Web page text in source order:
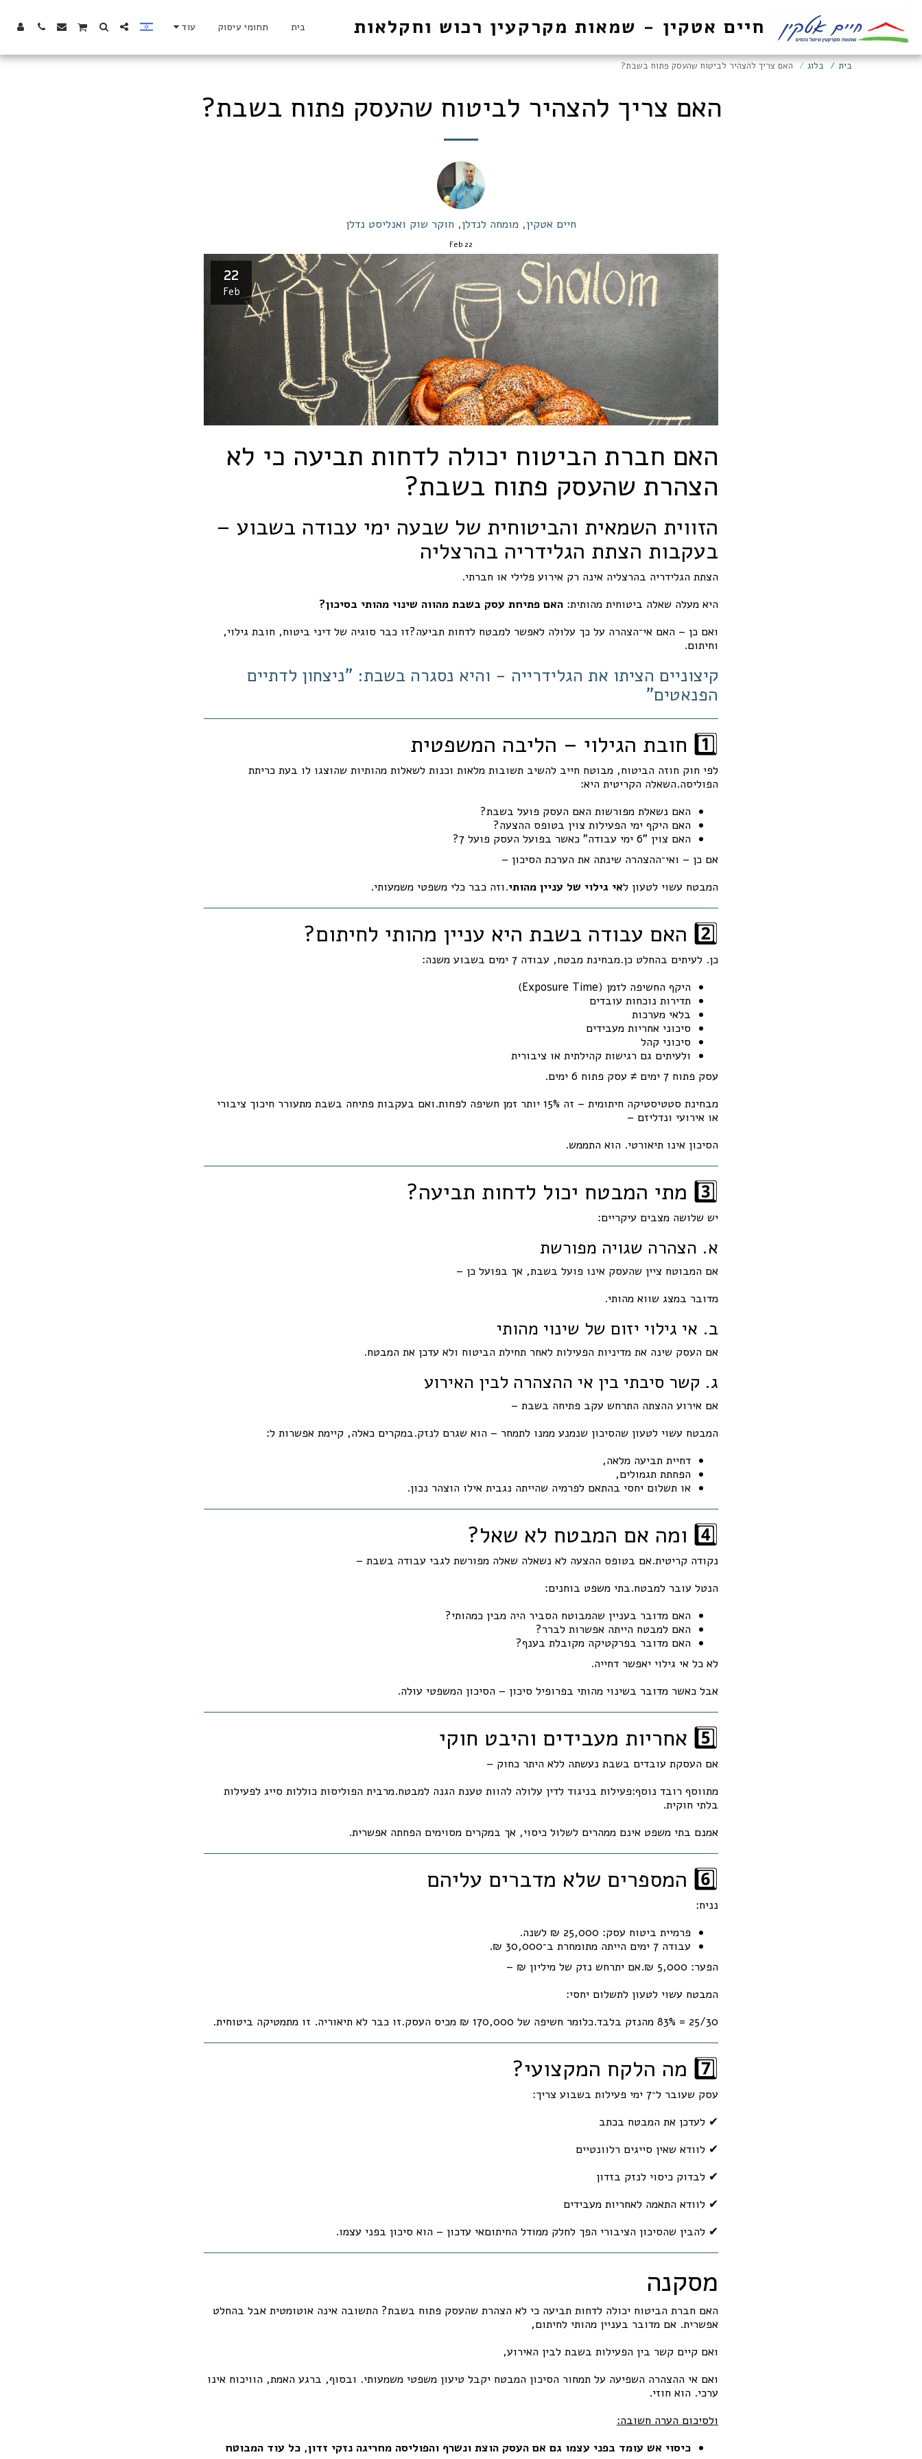
חיים אטקין - שמאות מקרקעין רכוש וחקלאות בית תחומי עיסוק עוד
בית בלוג האם צריך להצהיר לביטוח שהעסק פתוח בשבת?
האם צריך להצהיר לביטוח שהעסק פתוח בשבת?
חיים אטקין, מומחה לנדלן, חוקר שוק ואנליסט נדלן
22
Feb
22
Feb
האם חברת הביטוח יכולה לדחות תביעה כי לא
הצהרת שהעסק פתוח בשבת?
הזווית השמאית והביטוחית של שבעה ימי עבודה בשבוע –
בעקבות הצתת הגלידריה בהרצליה
הצתת הגלידריה בהרצליה אינה רק אירוע פלילי או חברתי.
היא מעלה שאלה ביטוחית מהותית: האם פתיחת עסק בשבת מהווה שינוי מהותי בסיכון?
ואם כן – האם אי־הצהרה על כך עלולה לאפשר למבטח לדחות תביעה?זו כבר סוגיה של דיני ביטוח, חובת גילוי,
וחיתום.
קיצוניים הציתו את הגלידרייה - והיא נסגרה בשבת: "ניצחון לדתיים
הפנאטים"
1️⃣ חובת הגילוי – הליבה המשפטית
לפי חוק חוזה הביטוח, מבוטח חייב להשיב תשובות מלאות וכנות לשאלות מהותיות שהוצגו לו בעת כריתת
הפוליסה.השאלה הקריטית היא:
האם נשאלת מפורשות האם העסק פועל בשבת?
האם היקף ימי הפעילות צוין בטופס ההצעה?
האם צוין "6 ימי עבודה" כאשר בפועל העסק פועל 7?
אם כן – ואי־ההצהרה שינתה את הערכת הסיכון –
המבטח עשוי לטעון לאי גילוי של עניין מהותי.וזה כבר כלי משפטי משמעותי.
2️⃣ האם עבודה בשבת היא עניין מהותי לחיתום?
כן. לעיתים בהחלט כן.מבחינת מבטח, עבודה 7 ימים בשבוע משנה:
היקף החשיפה לזמן (Exposure Time)
תדירות נוכחות עובדים
בלאי מערכות
סיכוני אחריות מעבידים
סיכוני קהל
ולעיתים גם רגישות קהילתית או ציבורית
עסק פתוח 7 ימים ≠ עסק פתוח 6 ימים.
מבחינת סטטיסטיקה חיתומית – זה 15% יותר זמן חשיפה לפחות.ואם בעקבות פתיחה בשבת מתעורר חיכוך ציבורי
או אירועי ונדליזם –
הסיכון אינו תיאורטי. הוא התממש.
3️⃣ מתי המבטח יכול לדחות תביעה?
יש שלושה מצבים עיקריים:
א. הצהרה שגויה מפורשת
אם המבוטח ציין שהעסק אינו פועל בשבת, אך בפועל כן –
מדובר במצג שווא מהותי.
ב. אי גילוי יזום של שינוי מהותי
אם העסק שינה את מדיניות הפעילות לאחר תחילת הביטוח ולא עדכן את המבטח.
ג. קשר סיבתי בין אי ההצהרה לבין האירוע
אם אירוע ההצתה התרחש עקב פתיחה בשבת –
המבטח עשוי לטעון שהסיכון שנמנע ממנו לתמחר – הוא שגרם לנזק.במקרים כאלה, קיימת אפשרות ל:
דחיית תביעה מלאה,
הפחתת תגמולים,
או תשלום יחסי בהתאם לפרמיה שהייתה נגבית אילו הוצהר נכון.
4️⃣ ומה אם המבטח לא שאל?
נקודה קריטית.אם בטופס ההצעה לא נשאלה שאלה מפורשת לגבי עבודה בשבת –
הנטל עובר למבטח.בתי משפט בוחנים:
האם מדובר בעניין שהמבוטח הסביר היה מבין כמהותי?
האם למבטח הייתה אפשרות לברר?
האם מדובר בפרקטיקה מקובלת בענף?
לא כל אי גילוי יאפשר דחייה.
אבל כאשר מדובר בשינוי מהותי בפרופיל סיכון – הסיכון המשפטי עולה.
5️⃣ אחריות מעבידים והיבט חוקי
אם העסקת עובדים בשבת נעשתה ללא היתר כחוק –
מתווסף רובד נוסף:פעילות בניגוד לדין עלולה להוות טענת הגנה למבטח.מרבית הפוליסות כוללות סייג לפעילות
בלתי חוקית.
אמנם בתי משפט אינם ממהרים לשלול כיסוי, אך במקרים מסוימים הפחתה אפשרית.
6️⃣ המספרים שלא מדברים עליהם
נניח:
פרמיית ביטוח עסק: 25,000 ₪ לשנה.
עבודה 7 ימים הייתה מתומחרת ב־30,000 ₪.
הפער: 5,000 ₪.אם יתרחש נזק של מיליון ₪ –
המבטח עשוי לטעון לתשלום יחסי:
25/30 = 83% מהנזק בלבד.כלומר חשיפה של 170,000 ₪ מכיס העסק.זו כבר לא תיאוריה. זו מתמטיקה ביטוחית.
7️⃣ מה הלקח המקצועי?
עסק שעובר ל־7 ימי פעילות בשבוע צריך:
✔ לעדכן את המבטח בכתב
✔ לוודא שאין סייגים רלוונטיים
✔ לבדוק כיסוי לנזק בזדון
✔ לוודא התאמה לאחריות מעבידים
✔ להבין שהסיכון הציבורי הפך לחלק ממודל החיתוםאי עדכון – הוא סיכון בפני עצמו.
מסקנה
האם חברת הביטוח יכולה לדחות תביעה כי לא הצהרת שהעסק פתוח בשבת? התשובה אינה אוטומטית אבל בהחלט
אפשרית. אם מדובר בעניין מהותי לחיתום,
ואם קיים קשר בין הפעילות בשבת לבין האירוע,
ואם אי ההצהרה השפיעה על תמחור הסיכון המבטח יקבל טיעון משפטי משמעותי. ובסוף, ברגע האמת, הוויכוח אינו
ערכי. הוא חוזי.
ולסיכום הערה חשובה: